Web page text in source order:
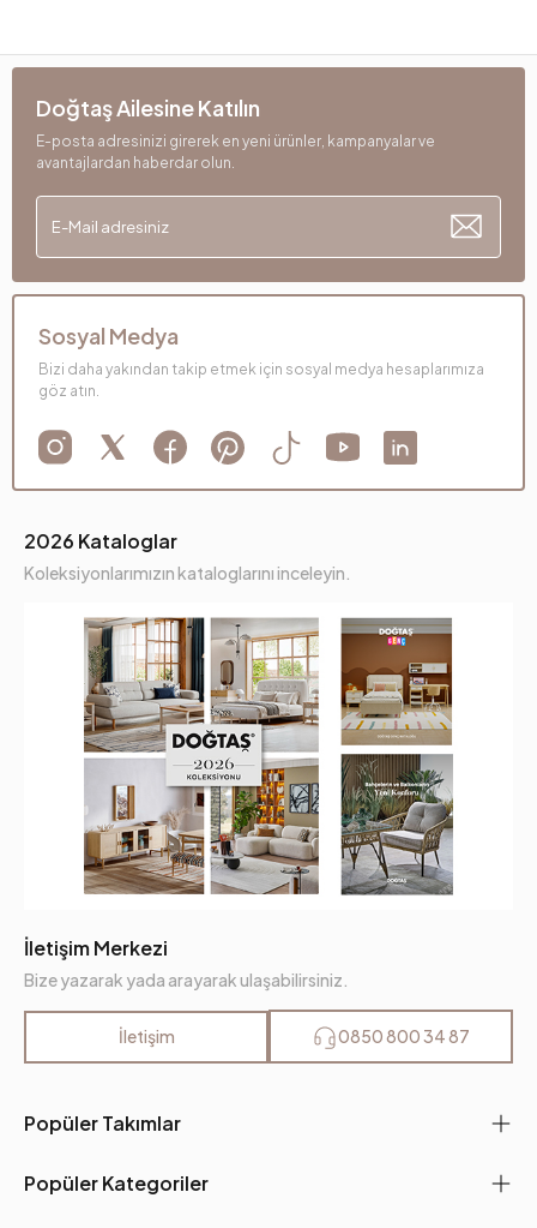
Popüler Takımlar
Popüler Kategoriler
2026 Kataloglar
Koleksiyonlarımızın kataloglarını inceleyin.
İletişim Merkezi
Bize yazarak yada arayarak ulaşabilirsiniz.
İletişim 0850 800 34 87
Doğtaş Ailesine Katılın
E-posta adresinizi girerek en yeni ürünler, kampanyalar ve
avantajlardan haberdar olun.
Sosyal Medya
Bizi daha yakından takip etmek için sosyal medya hesaplarımıza
göz atın.